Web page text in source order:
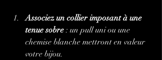
Associez un collier imposant à une
tenue sobre : un pull uni ou une
chemise blanche mettront en valeur
votre bijou.